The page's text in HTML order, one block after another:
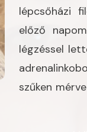
lépcsőházi
előző
légzéssel
szűken